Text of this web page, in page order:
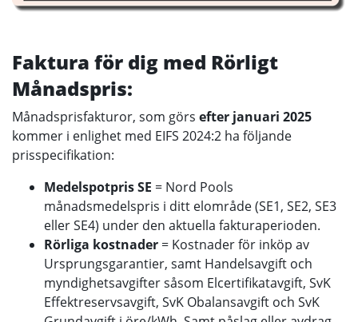
Faktura för dig med Rörligt
Månadspris:
Månadsprisfakturor, som görs efter januari 2025
kommer i enlighet med EIFS 2024:2 ha följande
prisspecifikation:
Medelspotpris SE = Nord Pools
månadsmedelspris i ditt elområde (SE1, SE2, SE3
eller SE4) under den aktuella fakturaperioden.
Rörliga kostnader = Kostnader för inköp av
Ursprungsgarantier, samt Handelsavgift och
myndighetsavgifter såsom Elcertifikatavgift, SvK
Effektreservsavgift, SvK Obalansavgift och SvK